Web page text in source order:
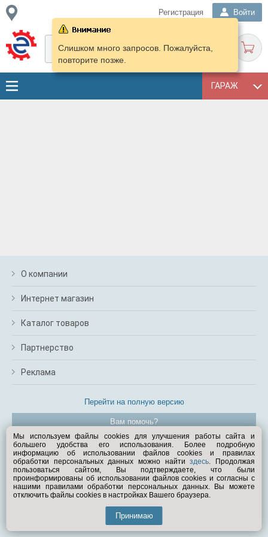
Регистрация Войти
ГАРАЖ
Слишком много запросов. Пожалуйста,
повторите позже.
О компании
Интернет магазин
Каталог товаров
Партнерство
Реклама
Перейти на полную версию
Вам помочь?
© Exist.ru 1998—2026
Мы используем файлы cookies для улучшения работы сайта и
большего удобства его использования. Более подробную
информацию об использовании файлов cookies и правилах
обработки персональных данных можно найтиздесь. Продолжая
пользоваться сайтом, Вы подтверждаете, что были
проинформированы об использовании файлов cookies и согласны с
нашими правилами обработки персональных данных. Вы можете
отключить файлы cookies в настройках Вашего браузера.
Принимаю